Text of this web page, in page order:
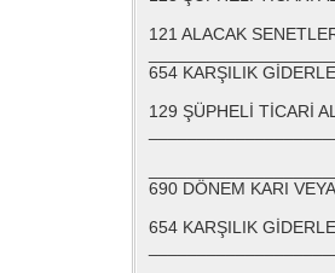
121 ALACAK
654 KARŞILIK
129 ŞÜPHELİ TİCARİ
690 DÖNEM KARI
654 KARŞILIK